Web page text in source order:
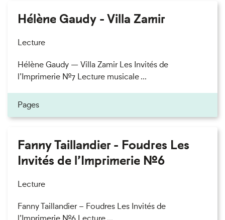
Hélène Gaudy - Villa Zamir
Lecture
Hélène Gaudy — Villa Zamir Les Invités de
l’Imprimerie n°7 Lecture musicale ...
Pages
Fanny Taillandier - Foudres Les
Invités de l’Imprimerie n°6
Lecture
Fanny Taillandier – Foudres Les Invités de